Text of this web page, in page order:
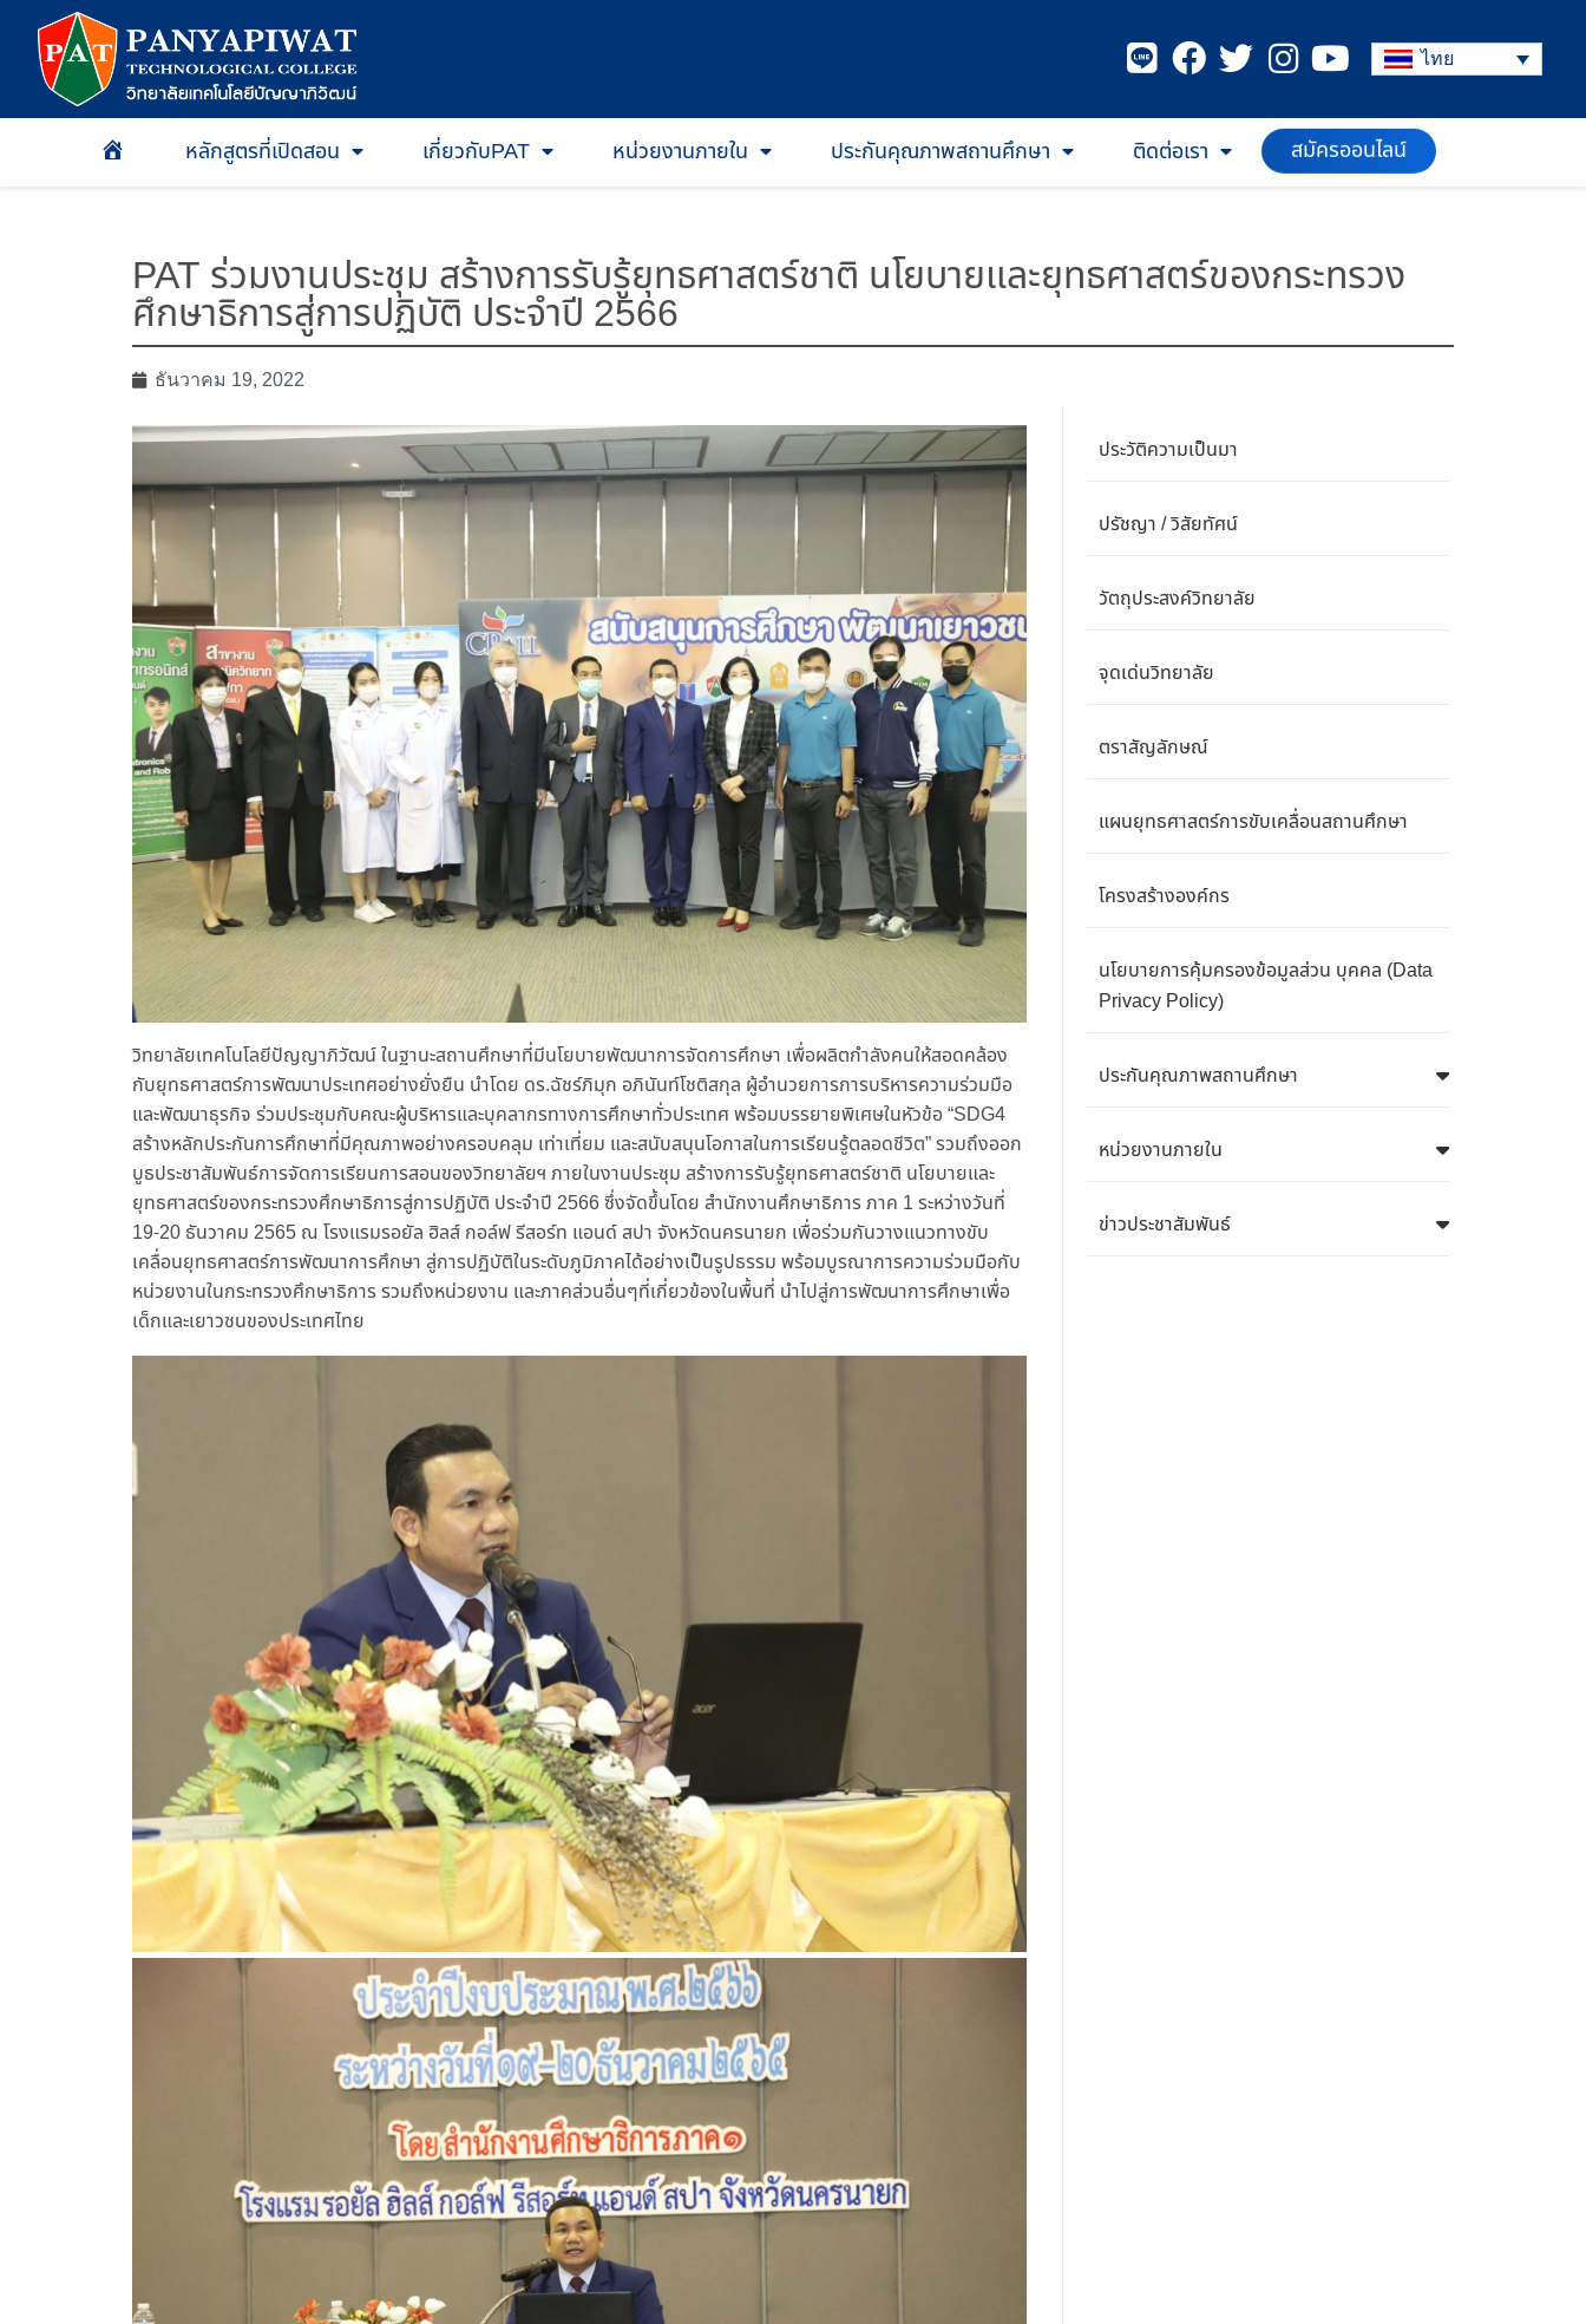
ไทย
หน้าเเรก
หลักสูตรที่เปิดสอน เกี่ยวกับPAT หน่วยงานภายใน ประกันคุณภาพสถานศึกษา ติดต่อเรา สมัครออนไลน์
PAT ร่วมงานประชุม สร้างการรับรู้ยุทธศาสตร์ชาติ นโยบายและยุทธศาสตร์ของกระทรวง
ศึกษาธิการสู่การปฏิบัติ ประจำปี 2566
ธันวาคม 19, 2022
วิทยาลัยเทคโนโลยีปัญญาภิวัฒน์ ในฐานะสถานศึกษาที่มีนโยบายพัฒนาการจัดการศึกษา เพื่อผลิตกำลังคนให้สอดคล้อง
กับยุทธศาสตร์การพัฒนาประเทศอย่างยั่งยืน นำโดย ดร.ฉัชร์ภิมุก อภินันท์โชติสกุล ผู้อำนวยการการบริหารความร่วมมือ
และพัฒนาธุรกิจ ร่วมประชุมกับคณะผู้บริหารและบุคลากรทางการศึกษาทั่วประเทศ พร้อมบรรยายพิเศษในหัวข้อ “SDG4
สร้างหลักประกันการศึกษาที่มีคุณภาพอย่างครอบคลุม เท่าเที่ยม และสนับสนุนโอกาสในการเรียนรู้ตลอดชีวิต” รวมถึงออก
บูธประชาสัมพันธ์การจัดการเรียนการสอนของวิทยาลัยฯ ภายในงานประชุม สร้างการรับรู้ยุทธศาสตร์ชาติ นโยบายและ
ยุทธศาสตร์ของกระทรวงศึกษาธิการสู่การปฏิบัติ ประจำปี 2566 ซึ่งจัดขึ้นโดย สำนักงานศึกษาธิการ ภาค 1 ระหว่างวันที่
19-20 ธันวาคม 2565 ณ โรงแรมรอยัล ฮิลส์ กอล์ฟ รีสอร์ท แอนด์ สปา จังหวัดนครนายก เพื่อร่วมกันวางแนวทางขับ
เคลื่อนยุทธศาสตร์การพัฒนาการศึกษา สู่การปฏิบัติในระดับภูมิภาคได้อย่างเป็นรูปธรรม พร้อมบูรณาการความร่วมมือกับ
หน่วยงานในกระทรวงศึกษาธิการ รวมถึงหน่วยงาน และภาคส่วนอื่นๆที่เกี่ยวข้องในพื้นที่ นำไปสู่การพัฒนาการศึกษาเพื่อ
เด็กและเยาวชนของประเทศไทย
ประวัติความเป็นมา
ปรัชญา / วิสัยทัศน์
วัตถุประสงค์วิทยาลัย
จุดเด่นวิทยาลัย
ตราสัญลักษณ์
แผนยุทธศาสตร์การขับเคลื่อนสถานศึกษา
โครงสร้างองค์กร
นโยบายการคุ้มครองข้อมูลส่วน บุคคล (Data
Privacy Policy)
ประกันคุณภาพสถานศึกษา
หน่วยงานภายใน
ข่าวประชาสัมพันธ์